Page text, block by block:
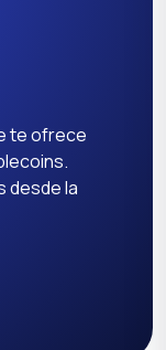
y cómodas
te ofrece
desde la